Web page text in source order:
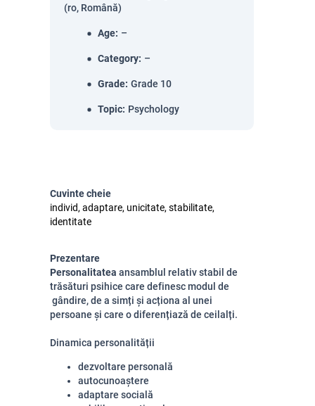
(ro, Română)
Age: –
Category: –
Grade: Grade 10
Topic: Psychology
Cuvinte cheie
individ, adaptare, unicitate, stabilitate,
identitate
Prezentare
Personalitatea ansamblul relativ stabil de
trăsături psihice care definesc modul de
gândire, de a simți și acționa al unei
persoane și care o diferențiază de ceilalți.
Dinamica personalității
dezvoltare personală
autocunoaștere
adaptare socială